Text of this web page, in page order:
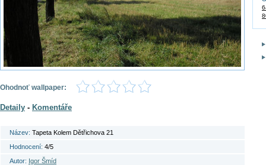
Ohodnoť wallpaper:
Detaily - Komentáře
Název: Tapeta Kolem Dětřichova 21
Hodnocení: 4/5
Autor: Igor Šmíd